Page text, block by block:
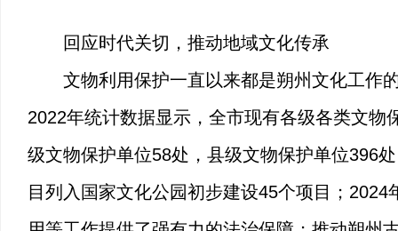
回应时代关切，推动地域文化传承
文物利用保护一直以来都是朔州文化工作
2022年统计数据显示，全市现有各级各类文
级文物保护单位58处，县级文物保护单位396
目列入国家文化公园初步建设45个项目；